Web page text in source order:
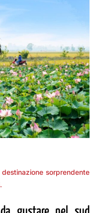
sorprendente